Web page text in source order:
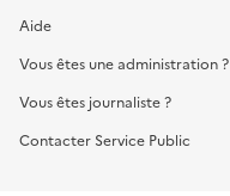
Aide
Vous êtes une administration ?
Vous êtes journaliste ?
Contacter Service Public